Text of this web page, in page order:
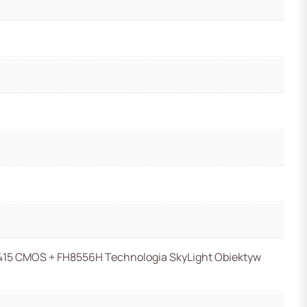
CMOS + FH8556H Technologia SkyLight Obiektyw